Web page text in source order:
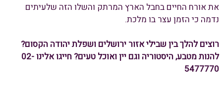
את אורח החיים בחבל הארץ המרתק והשלו הזה שלעיתים
נדמה כי הזמן עצר בו מלכת.
רוצים להלך בין שבילי אזור ירושלים ושפלת יהודה הקסום?
להנות מטבע, היסטוריה וגם יין ואוכל טעים? חייגו אלינו 02-
5477770